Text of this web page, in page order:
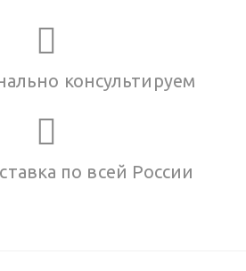
консультируем
по всей России